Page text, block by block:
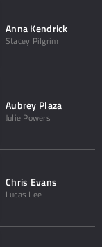
Anna Kendrick
Stacey Pilgrim
Aubrey Plaza
Julie Powers
Chris Evans
Lucas Lee